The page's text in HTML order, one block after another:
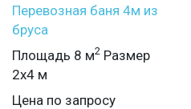
Перевозная баня 4м из
бруса
Площадь 8 м2 Размер
2х4 м
Цена по запросу